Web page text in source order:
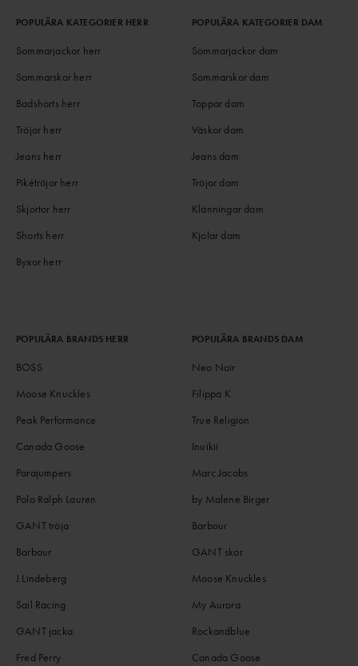
POPULÄRA KATEGORIER HERR
Sommarjackor herr
Sommarskor herr
Badshorts herr
Tröjor herr
Jeans herr
Pikétröjor herr
Skjortor herr
Shorts herr
Byxor herr
POPULÄRA KATEGORIER DAM
Sommarjackor dam
Sommarskor dam
Toppar dam
Väskor dam
Jeans dam
Tröjor dam
Klänningar dam
Kjolar dam
POPULÄRA BRANDS HERR
BOSS
Moose Knuckles
Peak Performance
Canada Goose
Parajumpers
Polo Ralph Lauren
GANT tröja
Barbour
J.Lindeberg
Sail Racing
GANT jacka
Fred Perry
POPULÄRA BRANDS DAM
Neo Noir
Filippa K
True Religion
Inuikii
Marc Jacobs
by Malene Birger
Barbour
GANT skor
Moose Knuckles
My Aurora
Rockandblue
Canada Goose